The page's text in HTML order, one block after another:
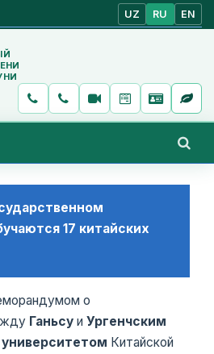
UZ RU EN
17 китайских
о
Ганьсу и Ургенчским
Китайской